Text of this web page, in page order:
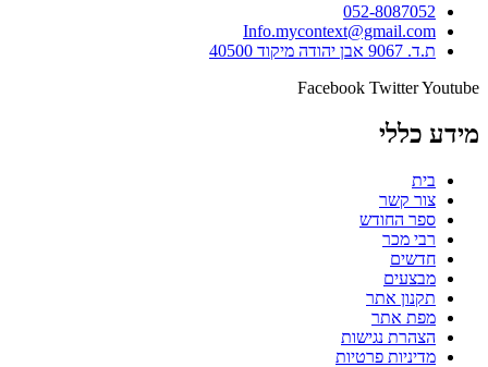
052-8087052
Info.mycontext@gmail.com
ת.ד. 9067 אבן יהודה מיקוד 40500
Facebook TwitterYoutube
מידע כללי
בית
צור קשר
ספר החודש
רבי מכר
חדשים
מבצעים
תקנון אתר
מפת אתר
הצהרת נגישות
מדיניות פרטיות